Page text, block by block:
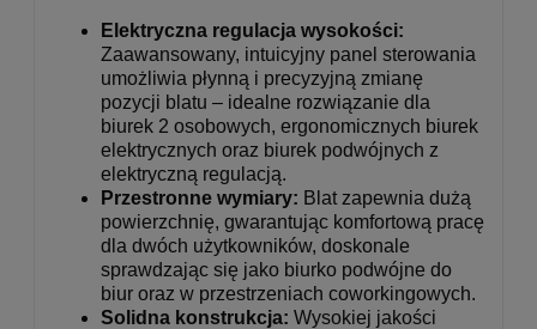
Elektryczna regulacja wysokości:
Zaawansowany, intuicyjny panel sterowania
umożliwia płynną i precyzyjną zmianę
pozycji blatu – idealne rozwiązanie dla
biurek 2 osobowych, ergonomicznych biurek
elektrycznych oraz biurek podwójnych z
elektryczną regulacją.
Przestronne wymiary: Blat zapewnia dużą
powierzchnię, gwarantując komfortową pracę
dla dwóch użytkowników, doskonale
sprawdzając się jako biurko podwójne do
biur oraz w przestrzeniach coworkingowych.
Solidna konstrukcja: Wysokiej jakości